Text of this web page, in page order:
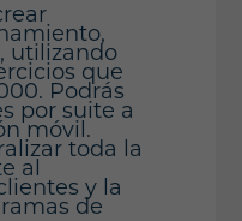
utilizando
que
Podrás
por suite a
móvil.
toda la
al
y la
de